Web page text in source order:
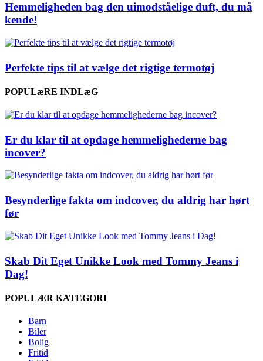
Hemmeligheden bag den uimodståelige duft, du må
kende!
Perfekte tips til at vælge det rigtige termotøj
POPULæRE INDLæG
Er du klar til at opdage hemmelighederne bag
incover?
Besynderlige fakta om indcover, du aldrig har hørt
før
Skab Dit Eget Unikke Look med Tommy Jeans i
Dag!
POPULÆR KATEGORI
Barn
Biler
Bolig
Fritid